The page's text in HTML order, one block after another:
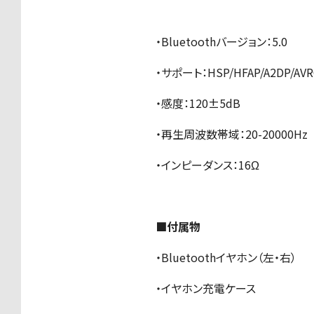
・Bluetoothバージョン：5.0
・サポート：HSP/HFAP/A2DP/
・感度：120±5dB
・再生周波数帯域：20-20000Hz
・インピーダンス：16Ω
■付属物
・Bluetoothイヤホン（左・右）
・イヤホン充電ケース